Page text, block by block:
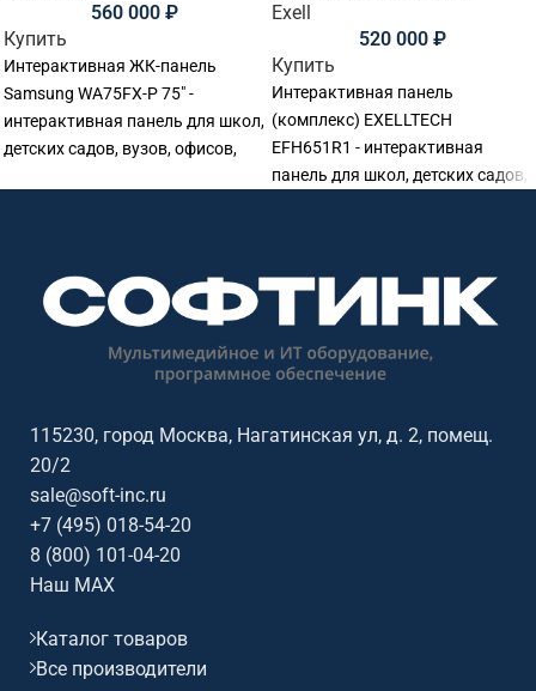
560 000 ₽
Купить
Интерактивная ЖК-панель
Samsung WA75FX-P 75" -
интерактивная панель для школ,
детских садов, вузов, офисов,
3840x2160@60Гц (16:9), сенсор:
50 касаний, яркость: 450, ос /
совместимость: Android.
Exell
520 000 ₽
Купить
Интерактивная панель
(комплекс) EXELLTECH
EFH651R1 - интерактивная
панель для школ, детских садов,
диагональ: 65 дюймов,
разрешение: 3840x2160@60Гц
яркость: 500, ос /
115230, город Москва, Нагатинская ул, д. 2, помещ.
20/2
sale@soft-inc.ru
+7 (495) 018-54-20
8 (800) 101-04-20
Наш MAX
Каталог товаров
Все производители